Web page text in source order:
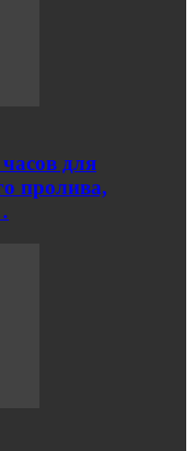
для
пролива,